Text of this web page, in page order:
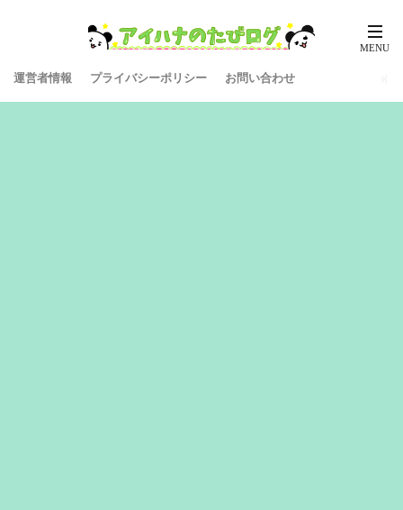
運営者情報 プライバシーポリシー お問い合わせ